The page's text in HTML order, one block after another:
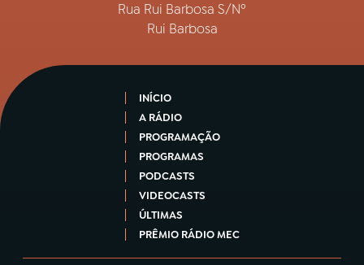
Rua Rui Barbosa S/Nº
Rui Barbosa
INÍCIO
A RÁDIO
PROGRAMAÇÃO
PROGRAMAS
PODCASTS
VIDEOCASTS
ÚLTIMAS
PRÊMIO RÁDIO MEC